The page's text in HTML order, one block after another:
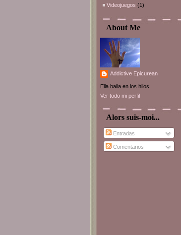
Videojuegos (1)
About Me
Addictive Epicurean
Ella baila en los hilos
Ver todo mi perfil
Alors suis-moi...
Entradas
Comentarios